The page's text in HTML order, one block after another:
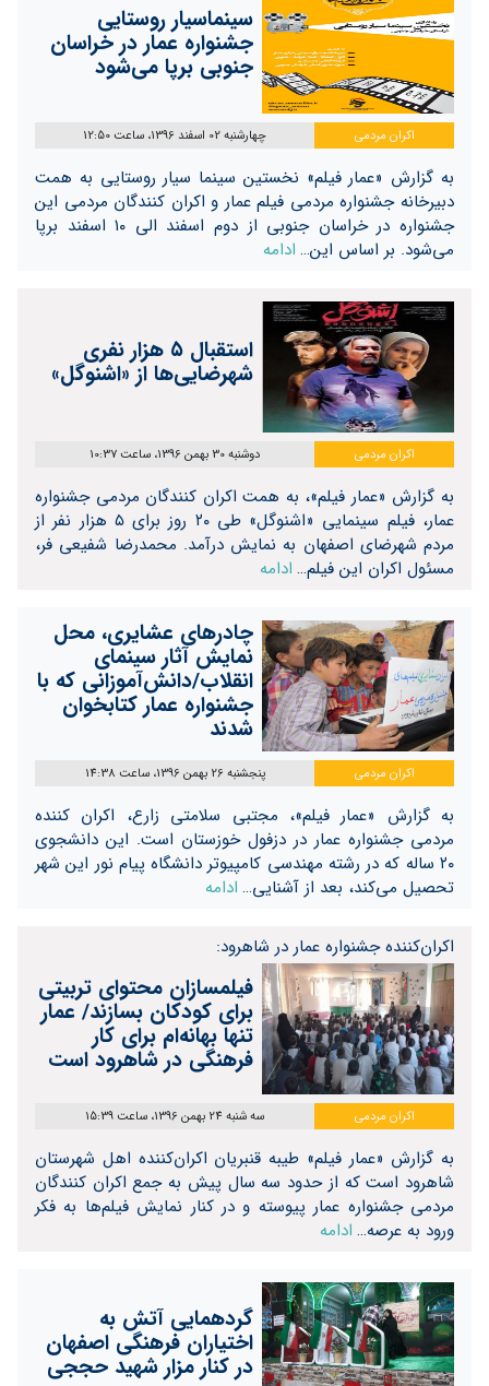
سینماسیار روستایی
جشنواره عمار در خراسان
جنوبی برپا می‌شود
اکران مردمی چهارشنبه 02 اسفند 1396، ساعت 12:50
به گزارش «عمار فیلم» نخستین سینما سیار روستایی به همت
دبیرخانه جشنواره مردمی فیلم عمار و اکران کنندگان مردمی این
جشنواره در خراسان جنوبی از دوم اسفند الی ۱۰ اسفند برپا
می‌شود. بر اساس این… ادامه
استقبال ۵ هزار نفری
شهرضایی‌ها از «اشنوگل»
اکران مردمی دوشنبه 30 بهمن 1396، ساعت 10:37
به گزارش «عمار فیلم»، به همت اکران کنندگان مردمی جشنواره
عمار، فیلم سینمایی «اشنوگل» طی ۲۰ روز برای ۵ هزار نفر از
مردم شهرضای اصفهان به نمایش درآمد. محمدرضا شفیعی فر،
مسئول اکران این فیلم… ادامه
چادرهای عشایری، محل
نمایش آثار سینمای
انقلاب/دانش‌آموزانی که با
جشنواره عمار کتابخوان
شدند
اکران مردمی پنجشنبه 26 بهمن 1396، ساعت 14:38
به گزارش «عمار فیلم»، مجتبی سلامتی زارع، اکران کننده
مردمی جشنواره عمار در دزفول خوزستان است. این دانشجوی
۲۰ ساله که در رشته مهندسی کامپیوتر دانشگاه پیام نور این شهر
تحصیل می‌کند، بعد از آشنایی… ادامه
اکران‌کننده جشنواره عمار در شاهرود:
فیلمسازان محتوای تربیتی
برای کودکان بسازند/ عمار
تنها بهانه‌ام برای کار
فرهنگی در شاهرود است
اکران مردمی سه شنبه 24 بهمن 1396، ساعت 15:39
به گزارش «عمار فیلم» طیبه قنبریان اکران‌کننده اهل شهرستان
شاهرود است که از حدود سه سال پیش به جمع اکران کنندگان
مردمی جشنواره عمار پیوسته و در کنار نمایش فیلم‌ها به فکر
ورود به عرصه… ادامه
گردهمایی آتش به
اختیاران فرهنگی اصفهان
در کنار مزار شهید حججی